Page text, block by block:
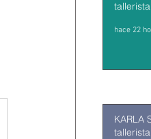
hace 22
KARLA